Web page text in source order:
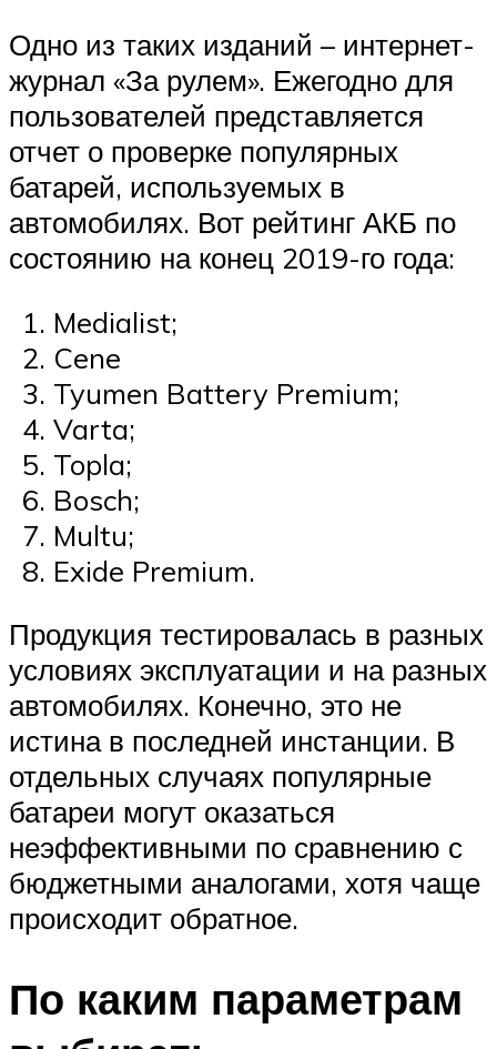
Одно из таких изданий – интернет-
журнал «За рулем». Ежегодно для
пользователей представляется
отчет о проверке популярных
батарей, используемых в
автомобилях. Вот рейтинг АКБ по
состоянию на конец 2019-го года:
Medialist;
Cene
Tyumen Battery Premium;
Varta;
Topla;
Bosch;
Multu;
Exide Premium.
Продукция тестировалась в разных
условиях эксплуатации и на разных
автомобилях. Конечно, это не
истина в последней инстанции. В
отдельных случаях популярные
батареи могут оказаться
неэффективными по сравнению с
бюджетными аналогами, хотя чаще
происходит обратное.
По каким параметрам